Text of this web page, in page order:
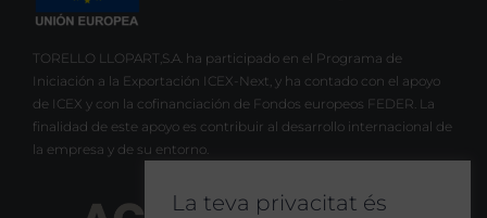
TORELLO LLOPART,S.A. ha participado en el Programa de
Iniciación a la Exportación ICEX-Next, y ha contado con el apoyo
de ICEX y con la cofinanciación de Fondos europeos FEDER. La
finalidad de este apoyo es contribuir al desarrollo internacional de
la empresa y de su entorno.
La teva privacitat és